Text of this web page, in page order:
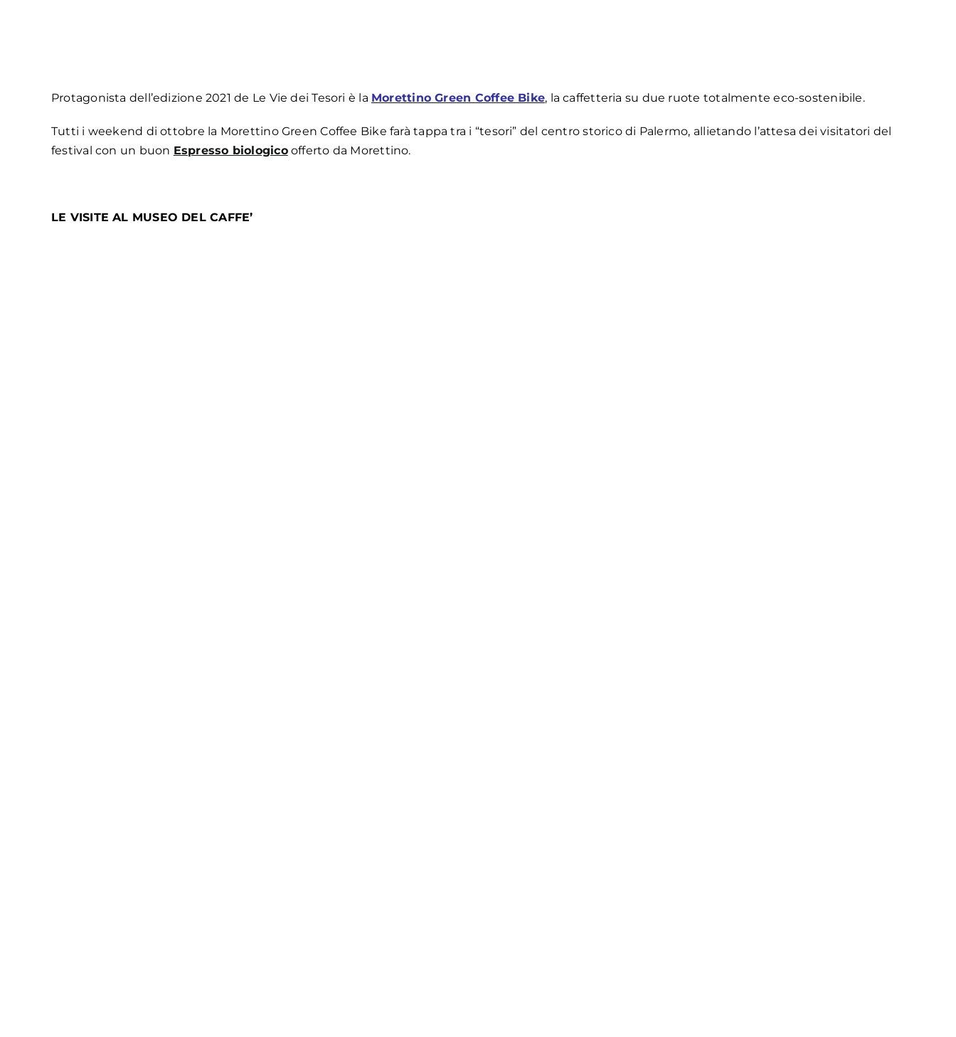
Protagonista dell’edizione 2021 de Le Vie dei Tesori è la Morettino Green Coffee Bike, la caffetteria su due ruote totalmente eco-sostenibile.
Tutti i weekend di ottobre la Morettino Green Coffee Bike farà tappa tra i “tesori” del centro storico di Palermo, allietando l’attesa dei visitatori del
festival con un buon Espresso biologicoofferto da Morettino.
LE VISITE AL MUSEO DEL CAFFE’